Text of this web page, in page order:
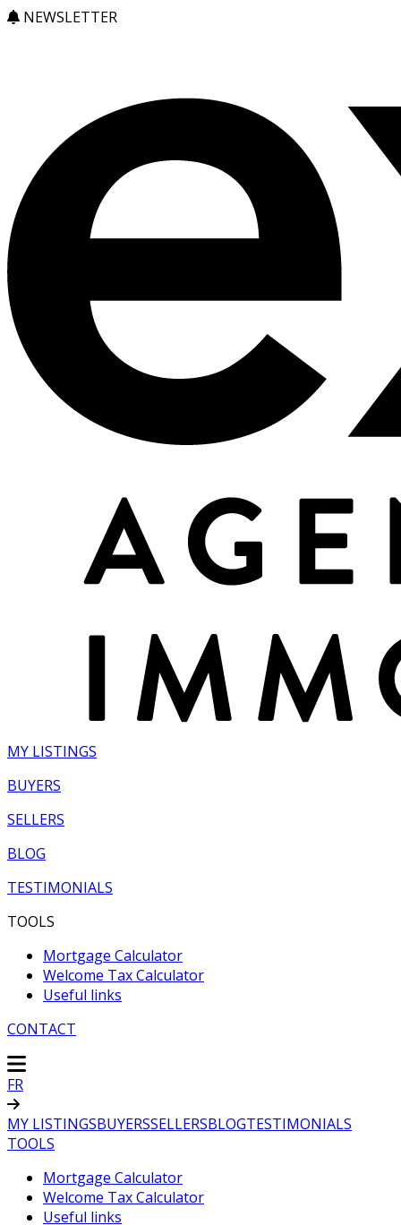
NEWSLETTER
MY LISTINGS
BUYERS
SELLERS
BLOG
TESTIMONIALS
TOOLS
Mortgage Calculator
Welcome Tax Calculator
Useful links
CONTACT
FR
MY LISTINGSBUYERSSELLERSBLOGTESTIMONIALS
TOOLS
Mortgage Calculator
Welcome Tax Calculator
Useful links